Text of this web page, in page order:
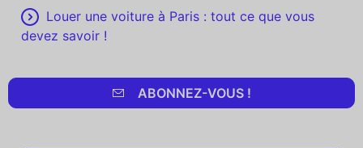
Louer une voiture à Paris : tout ce que vous
devez savoir !
ABONNEZ-VOUS !